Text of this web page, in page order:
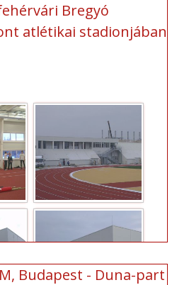
Bregyó
atlétikai stadionjában
Budapest - Duna-part